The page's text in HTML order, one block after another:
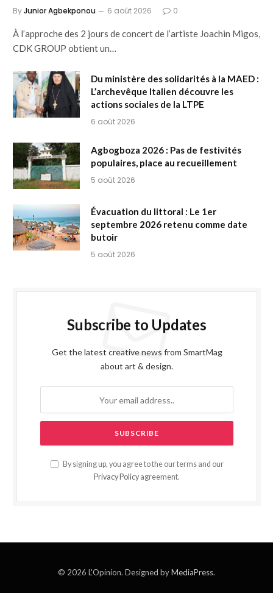
ByJunior Agbekponou 6 août 2026 0
À l’approche des 2 jours de concert de l’artiste Joachin Migos,
CDK GROUP obtient un…
Du ministère des solidarités à la MAED :
L’archevêque Italien découvre les
actions sociales de la LTPE
6 août 2026
Agbogboza 2026 : Pas de festivités
populaires, place au recueillement
5 août 2026
Évacuation du littoral : Le 1er
septembre 2026 retenu comme date
butoir
5 août 2026
Subscribe to Updates
Get the latest creative news from SmartMag
about art & design.
By signing up, you agree to the our terms and our
Privacy Policy agreement.
© 2026 L'Opinion. Designed byMediaPress.